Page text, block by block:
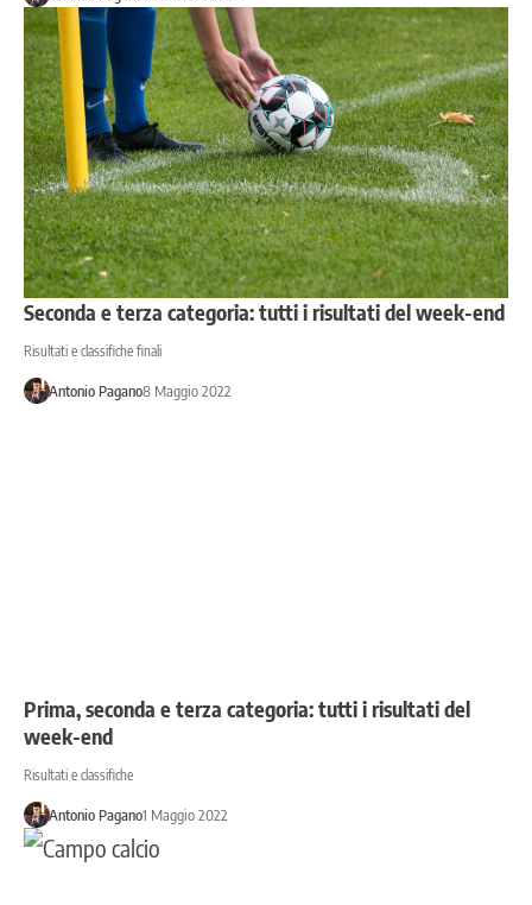
Seconda e terza categoria: tutti i risultati del week-end
Risultati e classifiche finali
Antonio Pagano8 Maggio 2022
Prima, seconda e terza categoria: tutti i risultati del
week-end
Risultati e classifiche
Antonio Pagano1 Maggio 2022